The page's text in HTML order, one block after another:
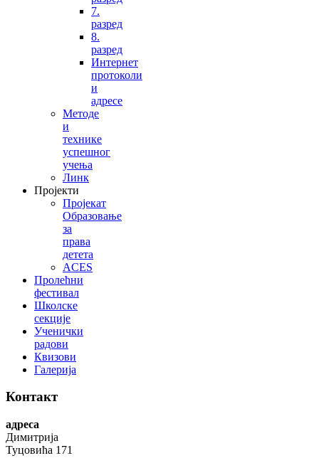
7.
разред
8.
разред
Интернет
протоколи
и
адресе
Методе
и
технике
успешног
учења
Линк
Пројекти
Пројекат
Образовање
за
права
детета
ACES
Пролећни
фестивал
Школске
секције
Ученички
радови
Квизови
Галерија
Контакт
адреса
Димитрија
Туцовића 171